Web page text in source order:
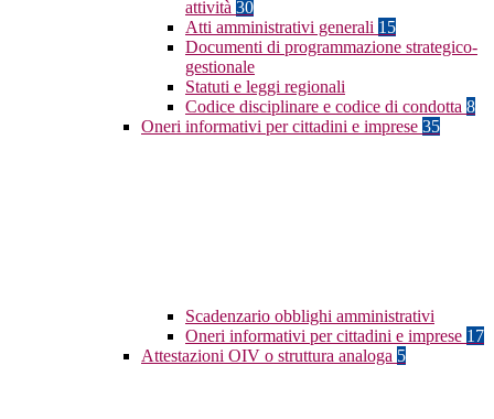
attività 30
Atti amministrativi generali 15
Documenti di programmazione strategico-
gestionale
Statuti e leggi regionali
Codice disciplinare e codice di condotta 8
Oneri informativi per cittadini e imprese 35
Scadenzario obblighi amministrativi
Oneri informativi per cittadini e imprese 17
Attestazioni OIV o struttura analoga 5